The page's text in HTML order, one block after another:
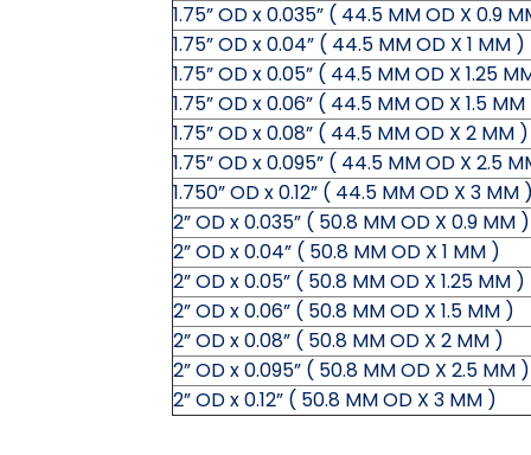
1.75” OD x 0.035” ( 44.5 MM OD X 0.9
1.75” OD x 0.04” ( 44.5 MM OD X 1 MM )
1.75” OD x 0.05” ( 44.5 MM OD X 1.25
1.75” OD x 0.06” ( 44.5 MM OD X 1.5
1.75” OD x 0.08” ( 44.5 MM OD X 2 MM )
1.75” OD x 0.095” ( 44.5 MM OD X 2.5
1.750” OD x 0.12” ( 44.5 MM OD X 3 MM
2” OD x 0.035” ( 50.8 MM OD X 0.9 MM )
2” OD x 0.04” ( 50.8 MM OD X 1 MM )
2” OD x 0.05” ( 50.8 MM OD X 1.25 MM )
2” OD x 0.06” ( 50.8 MM OD X 1.5 MM )
2” OD x 0.08” ( 50.8 MM OD X 2 MM )
2” OD x 0.095” ( 50.8 MM OD X 2.5 MM )
2” OD x 0.12” ( 50.8 MM OD X 3 MM )